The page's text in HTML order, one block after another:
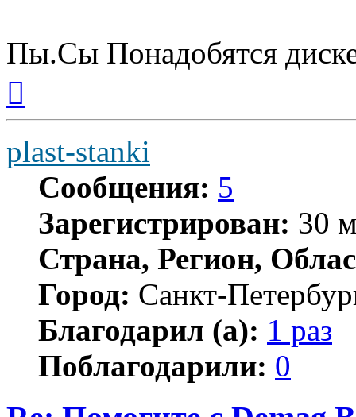
Пы.Сы Понадобятся
началу
plast-stanki
Сообщения: 5
Зарегистрирован: 30
Страна, Регион,
Город: Санкт-
Благодарил (а): 1 раз
Поблагодарили: 0